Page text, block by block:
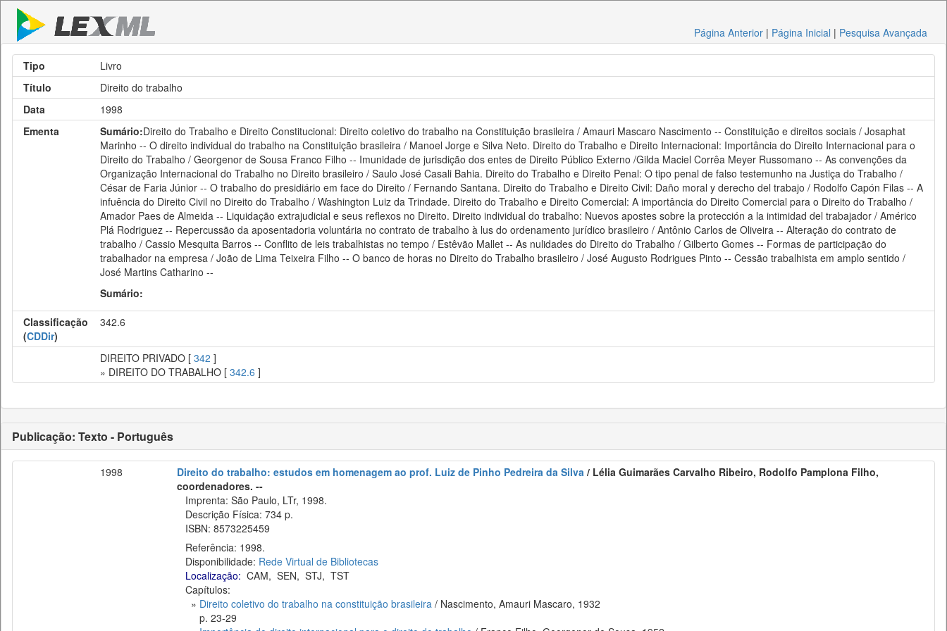
Página Anterior | Página Inicial | Pesquisa Avançada
Tipo
Livro
Título
Direito do trabalho
Data
1998
Ementa
Sumário:Direito do Trabalho e Direito Constitucional: Direito coletivo do trabalho na Constituição brasileira / Amauri Mascaro Nascimento -- Constituição e direitos sociais / Josaphat
Marinho -- O direito individual do trabalho na Constituição brasileira / Manoel Jorge e Silva Neto. Direito do Trabalho e Direito Internacional: Importância do Direito Internacional para o
Direito do Trabalho / Georgenor de Sousa Franco Filho -- Imunidade de jurisdição dos entes de Direito Público Externo /Gilda Maciel Corrêa Meyer Russomano -- As convenções da
Organização Internacional do Trabalho no Direito brasileiro / Saulo José Casali Bahia. Direito do Trabalho e Direito Penal: O tipo penal de falso testemunho na Justiça do Trabalho /
César de Faria Júnior -- O trabalho do presidiário em face do Direito / Fernando Santana. Direito do Trabalho e Direito Civil: Daño moral y derecho del trabajo / Rodolfo Capón Filas -- A
infuência do Direito Civil no Direito do Trabalho / Washington Luiz da Trindade. Direito do Trabalho e Direito Comercial: A importância do Direito Comercial para o Direito do Trabalho /
Amador Paes de Almeida -- Liquidação extrajudicial e seus reflexos no Direito. Direito individual do trabalho: Nuevos apostes sobre la protección a la intimidad del trabajador / Américo
Plá Rodriguez -- Repercussão da aposentadoria voluntária no contrato de trabalho à lus do ordenamento jurídico brasileiro / Antônio Carlos de Oliveira -- Alteração do contrato de
trabalho / Cassio Mesquita Barros -- Conflito de leis trabalhistas no tempo / Estêvão Mallet -- As nulidades do Direito do Trabalho / Gilberto Gomes -- Formas de participação do
trabalhador na empresa / João de Lima Teixeira Filho -- O banco de horas no Direito do Trabalho brasileiro / José Augusto Rodrigues Pinto -- Cessão trabalhista em amplo sentido /
José Martins Catharino --
Sumário:
Classificação
(CDDir)
342.6
DIREITO PRIVADO [ 342 ]
» DIREITO DO TRABALHO [ 342.6 ]
Publicação: Texto - Português
1998 Direito do trabalho: estudos em homenagem ao prof. Luiz de Pinho Pedreira da Silva / Lélia Guimarães Carvalho Ribeiro, Rodolfo Pamplona Filho,
coordenadores. --
Imprenta: São Paulo, LTr, 1998.
Descrição Física: 734 p.
ISBN: 8573225459
Referência: 1998.
Disponibilidade: Rede Virtual de Bibliotecas
Localização: CAM, SEN, STJ, TST
Capítulos:
» Direito coletivo do trabalho na constituição brasileira / Nascimento, Amauri Mascaro, 1932
p. 23-29